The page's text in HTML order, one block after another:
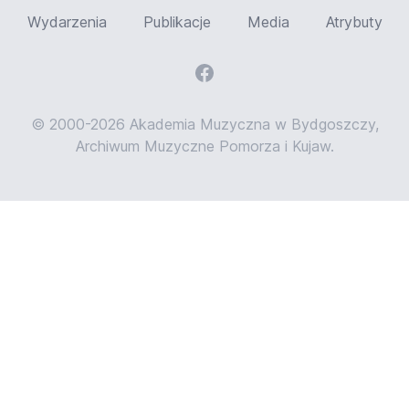
Wydarzenia Publikacje Media Atrybuty
© 2000-2026 Akademia Muzyczna w Bydgoszczy,
Archiwum Muzyczne Pomorza i Kujaw.